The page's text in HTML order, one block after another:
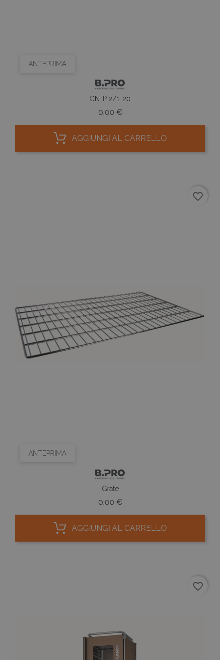
ANTEPRIMA
GN-P 2/1-20
0,00 €Prezzo
AGGIUNGI AL CARRELLO
ANTEPRIMA
Grate
0,00 €Prezzo
AGGIUNGI AL CARRELLO
favorite_border
favorite_border